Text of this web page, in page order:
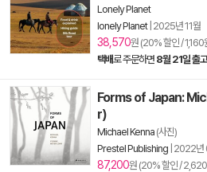
Lonely Planet
lonely Planet| 2025년 11월
38,570원 (20% 할인 / 1,160
택배로 주문하면 8월 21일 출고
Forms of Japan:
r)
Michael Kenna (사진)
Prestel Publishing 2022년
87,200원 (20% 할인 /